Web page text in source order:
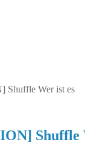
Shuffle Wer ist es
Shuffle